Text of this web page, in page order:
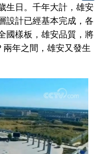
日。千年大計，雄安
設計已經基本完成，各
國樣板，雄安品質，將
兩年之間，雄安又發生